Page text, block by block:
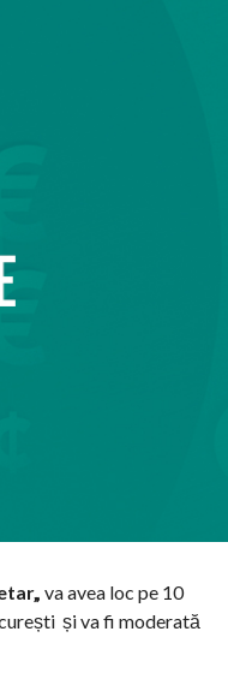
„ va avea loc pe 10
și va fi moderată